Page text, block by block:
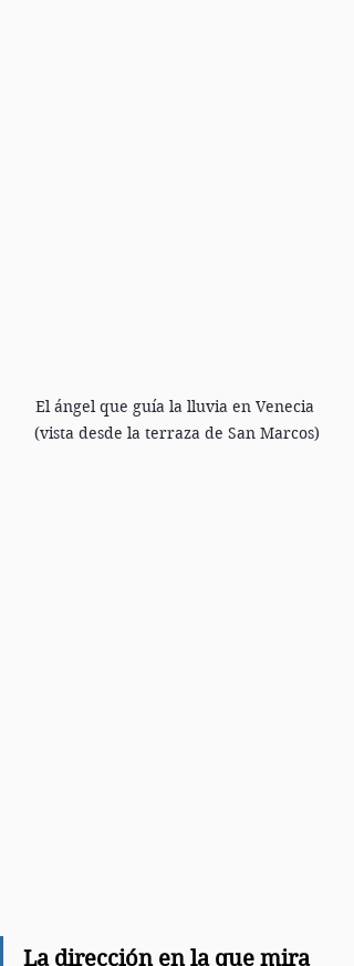
El ángel que guía la lluvia en Venecia
(vista desde la terraza de San Marcos)
La dirección en la que mira